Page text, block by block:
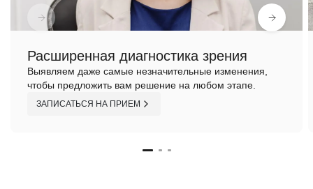
Расширенная диагностика зрения
Выявляем даже самые незначительные изменения,
чтобы предложить вам решение на любом этапе.
ЗАПИСАТЬСЯ НА ПРИЕМ